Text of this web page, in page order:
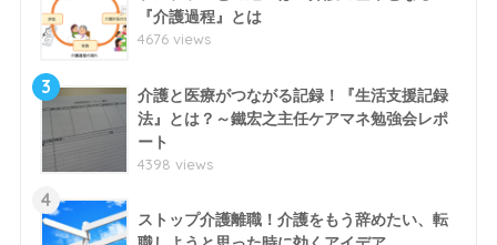
『介護過程』とは
4676 views
3
介護と医療がつながる記録！『生活支援記録
法』とは？～鐵宏之主任ケアマネ勉強会レポ
ート
4398 views
4
ストップ介護離職！介護をもう辞めたい、転